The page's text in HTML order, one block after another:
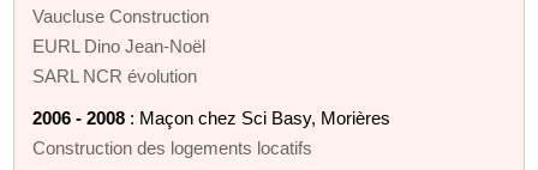
Vaucluse Construction
EURL Dino Jean-Noël
SARL NCR évolution
2006 - 2008 : Maçon chez Sci Basy, Morières
Construction des logements locatifs